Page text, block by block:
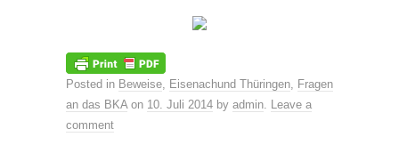
Posted in Beweise, Eisenachund Thüringen, Fragen
an das BKAon 10. Juli 2014 by admin. Leave a
comment